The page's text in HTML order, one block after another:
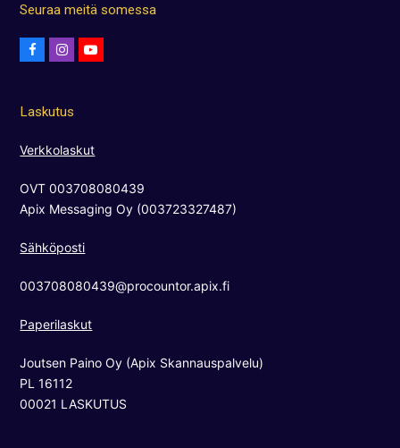
Seuraa meitä somessa
F
e
b
o
k
I
t
a
r
a
m
e
Laskutus
Verkkolaskut
OVT 003708080439
Apix Messaging Oy (003723327487)
Sähköposti
003708080439@procountor.apix.fi
Paperilaskut
Joutsen Paino Oy (Apix Skannauspalvelu)
PL 16112
00021 LASKUTUS